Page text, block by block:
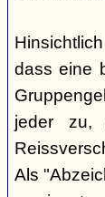
dass eine
jeder zu,
Als